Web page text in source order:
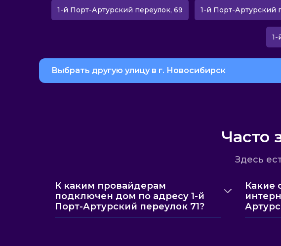
1-й Порт-Артурский переулок, 69 1-й Порт-Артурский
1-
Выбрать другую улицу в г. Новосибирск
Часто
Здесь
К каким провайдерам
подключен дом по адресу 1-й
Порт-Артурский переулок 71?
Какие